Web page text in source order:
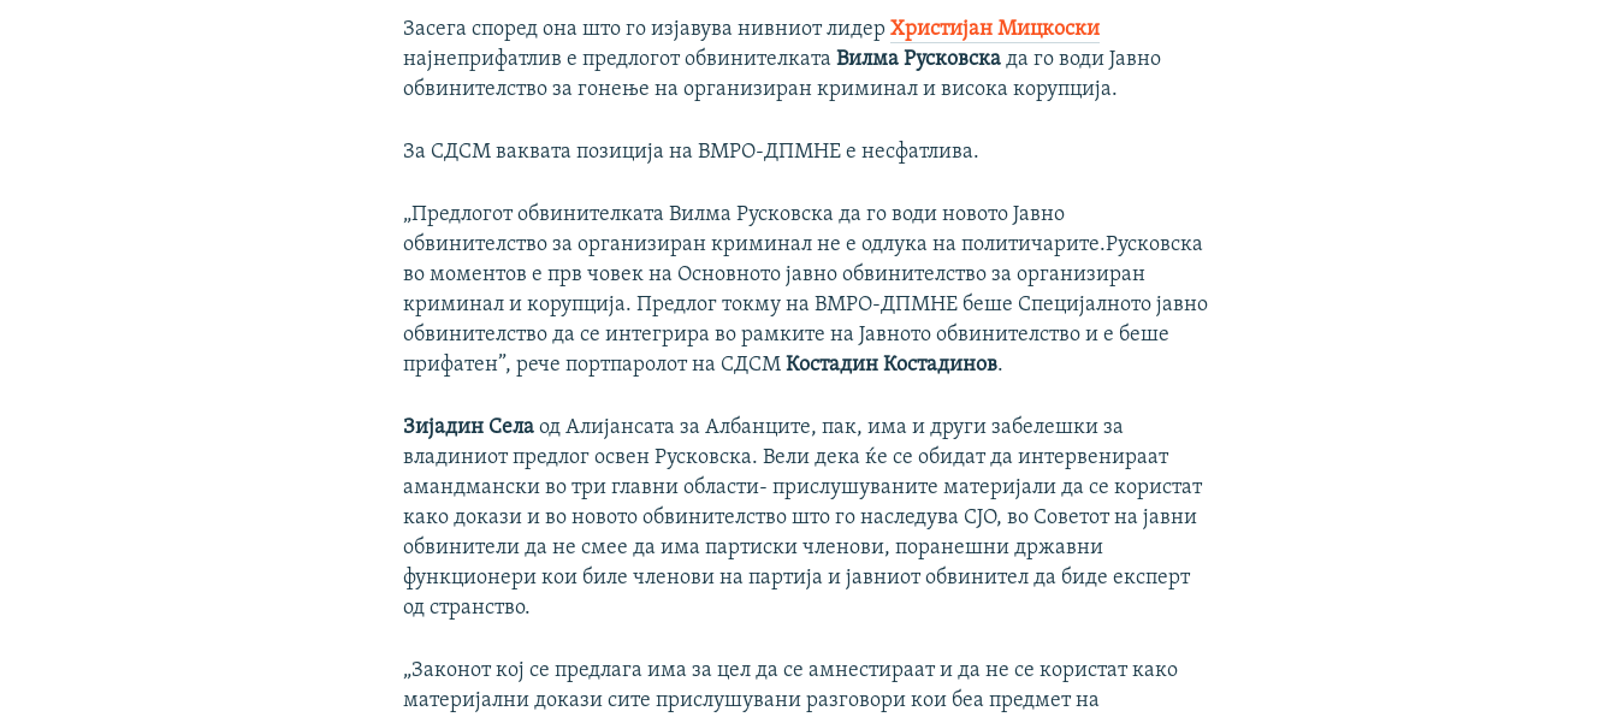
Засега според она што го изјавува нивниот лидерХристијан Мицкоски
најнеприфатлив е предлогот обвинителкатаВилма Русковска да го води Јавно
обвинителство за гонење на организиран криминал и висока корупција.
За СДСМ ваквата позиција на ВМРО-ДПМНЕ е несфатлива.
„Предлогот обвинителката Вилма Русковска да го води новото Јавно
обвинителство за организиран криминал не е одлука на политичарите.Русковска
во моментов е прв човек на Основното јавно обвинителство за организиран
криминал и корупција. Предлог токму на ВМРО-ДПМНЕ беше Специјалното јавно
обвинителство да се интегрира во рамките на Јавното обвинителство и е беше
прифатен”, рече портпаролот на СДСМКостадин Костадинов.
Зијадин Селаод Алијансата за Албанците, пак, има и други забелешки за
владиниот предлог освен Русковска. Вели дека ќе се обидат да интервенираат
амандмански во три главни области- прислушуваните материјали да се користат
како докази и во новото обвинителство што го наследува СЈО, во Советот на јавни
обвинители да не смее да има партиски членови, поранешни државни
функционери кои биле членови на партија и јавниот обвинител да биде експерт
од странство.
„Законот кој се предлага има за цел да се амнестираат и да не се користат како
материјални докази сите прислушувани разговори кои беа предмет на